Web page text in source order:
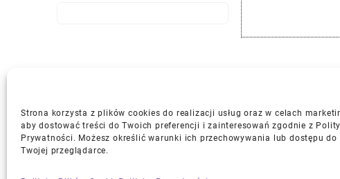
Strona korzysta z plików cookies do realizacji usług oraz w celach
aby dostować treści do Twoich preferencji i zainteresowań zgodnie z
Prywatności. Możesz określić warunki ich przechowywania lub dostępu do
Twojej przeglądarce.
Gwarancja i Zwroty